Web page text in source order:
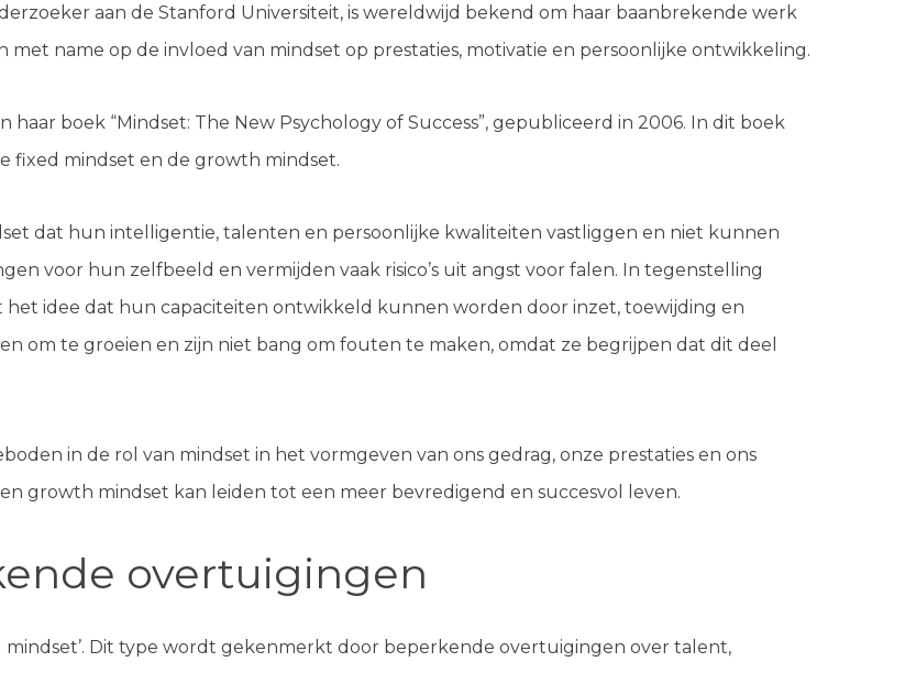
aan de Stanford Universiteit, is wereldwijd bekend om haar baanbrekende werk
name op de invloed van mindset op prestaties, motivatie en persoonlijke ontwikkeling.
boek “Mindset: The New Psychology of Success”, gepubliceerd in 2006. In dit boek
fixed mindset en de growth mindset.
dat hun intelligentie, talenten en persoonlijke kwaliteiten vastliggen en niet kunnen
voor hun zelfbeeld en vermijden vaak risico’s uit angst voor falen. In tegenstelling
idee dat hun capaciteiten ontwikkeld kunnen worden door inzet, toewijding en
om te groeien en zijn niet bang om fouten te maken, omdat ze begrijpen dat dit deel
in de rol van mindset in het vormgeven van ons gedrag, onze prestaties en ons
growth mindset kan leiden tot een meer bevredigend en succesvol leven.
overtuigingen
mindset’. Dit type wordt gekenmerkt door beperkende overtuigingen over talent,